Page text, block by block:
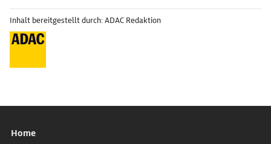
Inhalt bereitgestellt durch: ADAC Redaktion
Home